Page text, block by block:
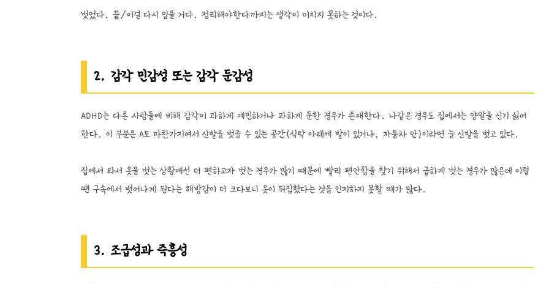
벗었다. 끝/이걸 다시 입을 거다. 정리해야한다까지는 생각이 미치지 못하는 것이다.
2. 감각 민감성 또는 감각 둔감성
ADHD는 다른 사람들에 비해 감각이 과하게 예민하거나 과하게 둔한 경우가 존재한다. 나같은 경우도 집에서는 양말을 신기 싫어
한다. 이 부분은 A도 마찬가지여서 신발을 벗을 수 있는 공간(식탁 아래에 발이 있거나, 자동차 안)이라면 늘 신발을 벗고 있다.
집에서 와서 옷을 벗는 상황에선 더 편하고자 벗는 경우가 많기 때문에 빨리 편안함을 찾기 위해서 급하게 벗는 경우가 많은데 이럴
땐 구속에서 벗어나게 된다는 해방감이 더 크다보니 옷이 뒤집혔다는 것을 인지하지 못할 때가 많다.
3. 조급성과 즉흥성